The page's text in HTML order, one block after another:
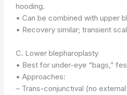
hooding.
• Can be combined with upper
• Recovery similar; transient
C. Lower blepharoplasty
• Best for under-eye “bags,”
• Approaches:
– Trans-conjunctival (no